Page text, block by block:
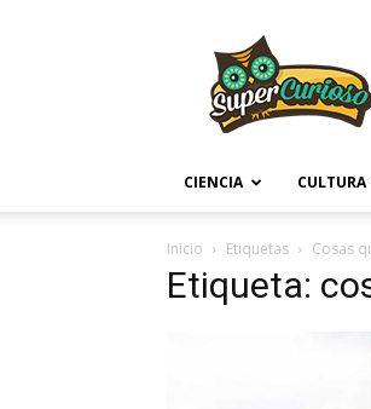
CIENCIA CULTURA
Inicio Etiquetas Cosas
Etiqueta: